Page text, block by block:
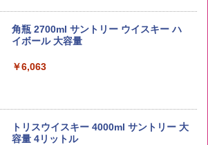
新潟ケンベイ【精米】新潟県産にじのき
らめき 5kg 令和7年産
by Amazon あきたこまちブレンド 無洗
米 5kg
角瓶 2700ml サントリー ウイスキー ハ
イボール 大容量
￥6,063
トリスウイスキー 4000ml サントリー 大
容量 4リットル